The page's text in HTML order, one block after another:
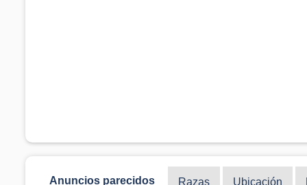
Anuncios parecidos Razas Ubicación